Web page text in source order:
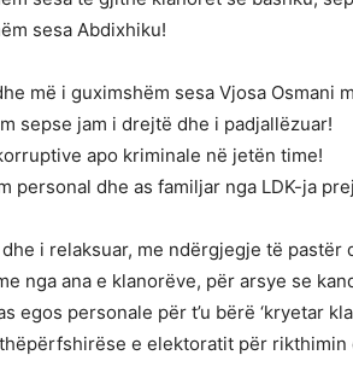
sesa Abdixhiku!
më i guximshëm sesa Vjosa Osmani
sepse jam i drejtë dhe i padjallëzuar!
apo kriminale në jetën time!
personal dhe as familjar nga LDK-ja
i relaksuar, me ndërgjegje të
nga ana e klanorëve, për arsye se
egos personale për t’u bërë ‘kryetar
e elektoratit për